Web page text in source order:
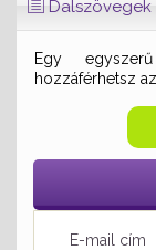
Dalszövegek
Egy
hozzáférhetsz
E-mail cím